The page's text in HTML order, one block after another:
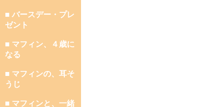
■ バースデー・プレ
ゼント
■ マフィン、４歳に
なる
■ マフィンの、耳そ
うじ
■ マフィンと、一緒